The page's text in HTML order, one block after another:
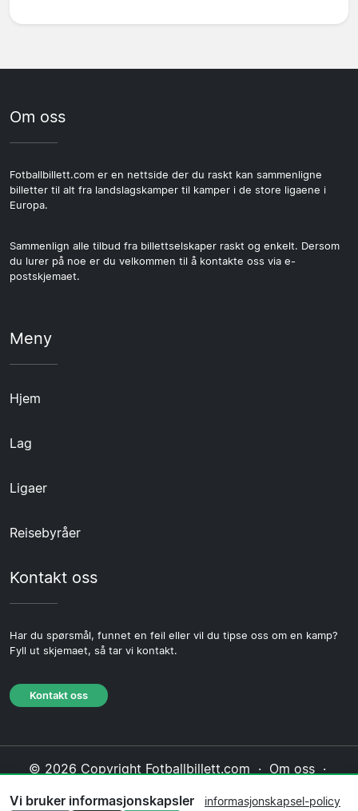
Om oss
Fotballbillett.com er en nettside der du raskt kan sammenligne
billetter til alt fra landslagskamper til kamper i de store ligaene i
Europa.
Sammenlign alle tilbud fra billettselskaper raskt og enkelt. Dersom
du lurer på noe er du velkommen til å kontakte oss via e-
postskjemaet.
Meny
Hjem
Lag
Ligaer
Reisebyråer
Kontakt oss
Har du spørsmål, funnet en feil eller vil du tipse oss om en kamp?
Fyll ut skjemaet, så tar vi kontakt.
Kontakt oss
© 2026 Copyright Fotballbillett.com · Om oss·
Informasjonskapsel-policy·Redaksjonell policy
Vi bruker informasjonskapsler informasjonskapsel-policy